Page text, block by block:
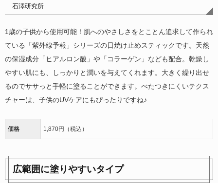
石澤研究所
1歳の子供から使用可能！肌へのやさしさをとことん追求して作られ
ている「紫外線予報」シリーズの日焼け止めスティックです。天然
の保湿成分「ヒアルロン酸」や「コラーゲン」なども配合。乾燥し
やすい肌にも、しっかりと潤いを与えてくれます。大きく繰り出せ
るのでササっと手軽に塗ることができます。べたつきにくいテクス
チャーは、子供のUVケアにもぴったりですね♪
価格 1,870円（税込）
広範囲に塗りやすいタイプ